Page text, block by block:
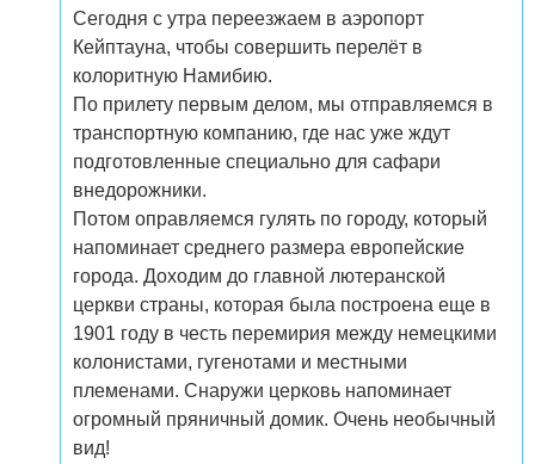
Сегодня с утра переезжаем в аэропорт
Кейптауна, чтобы совершить перелёт в
колоритную Намибию.
По прилету первым делом, мы отправляемся в
транспортную компанию, где нас уже ждут
подготовленные специально для сафари
внедорожники.
Потом оправляемся гулять по городу, который
напоминает среднего размера европейские
города. Доходим до главной лютеранской
церкви страны, которая была построена еще в
1901 году в честь перемирия между немецкими
колонистами, гугенотами и местными
племенами. Снаружи церковь напоминает
огромный пряничный домик. Очень необычный
вид!